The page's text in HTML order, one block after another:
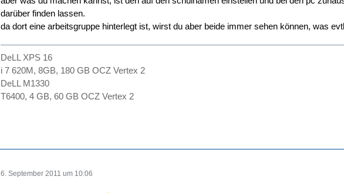
darüber finden lassen.
da dort eine arbeitsgruppe hinterlegt ist, wirst du aber beide immer sehen können, was
DeLL XPS 16
i 7 620M, 8GB, 180 GB OCZ Vertex 2
DeLL M1330
T6400, 4 GB, 60 GB OCZ Vertex 2
6. September 2011 um 10:06